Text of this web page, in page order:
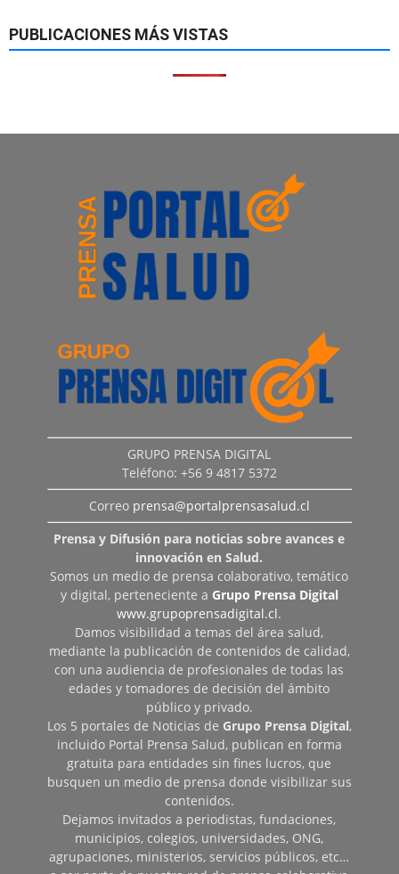
PUBLICACIONES MÁS VISTAS
GRUPO PRENSA DIGITAL
Teléfono: +56 9 4817 5372
Correo prensa@portalprensasalud.cl
Prensa y Difusión para noticias sobre avances e
innovación en Salud.
Somos un medio de prensa colaborativo, temático
y digital, perteneciente a Grupo Prensa Digital
www.grupoprensadigital.cl.
Damos visibilidad a temas del área salud,
mediante la publicación de contenidos de calidad,
con una audiencia de profesionales de todas las
edades y tomadores de decisión del ámbito
público y privado.
Los 5 portales de Noticias de Grupo Prensa Digital,
incluido Portal Prensa Salud, publican en forma
gratuita para entidades sin fines lucros, que
busquen un medio de prensa donde visibilizar sus
contenidos.
Dejamos invitados a periodistas, fundaciones,
municipios, colegios, universidades, ONG,
agrupaciones, ministerios, servicios públicos, etc…